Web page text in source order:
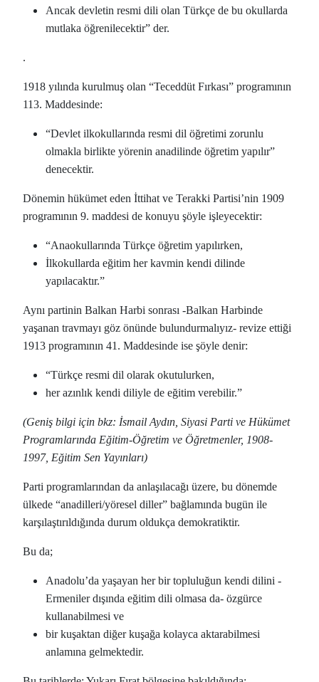
Ancak devletin resmi dili olan Türkçe de bu okullarda
mutlaka öğrenilecektir” der.
.
1918 yılında kurulmuş olan “Teceddüt Fırkası” programının
113. Maddesinde:
“Devlet ilkokullarında resmi dil öğretimi zorunlu
olmakla birlikte yörenin anadilinde öğretim yapılır”
denecektir.
Dönemin hükümet eden İttihat ve Terakki Partisi’nin 1909
programının 9. maddesi de konuyu şöyle işleyecektir:
“Anaokullarında Türkçe öğretim yapılırken,
İlkokullarda eğitim her kavmin kendi dilinde
yapılacaktır.”
Aynı partinin Balkan Harbi sonrası -Balkan Harbinde
yaşanan travmayı göz önünde bulundurmalıyız- revize ettiği
1913 programının 41. Maddesinde ise şöyle denir:
“Türkçe resmi dil olarak okutulurken,
her azınlık kendi diliyle de eğitim verebilir.”
(Geniş bilgi için bkz: İsmail Aydın, Siyasi Parti ve Hükümet
Programlarında Eğitim-Öğretim ve Öğretmenler, 1908-
1997, Eğitim Sen Yayınları)
Parti programlarından da anlaşılacağı üzere, bu dönemde
ülkede “anadilleri/yöresel diller” bağlamında bugün ile
karşılaştırıldığında durum oldukça demokratiktir.
Bu da;
Anadolu’da yaşayan her bir topluluğun kendi dilini -
Ermeniler dışında eğitim dili olmasa da- özgürce
kullanabilmesi ve
bir kuşaktan diğer kuşağa kolayca aktarabilmesi
anlamına gelmektedir.